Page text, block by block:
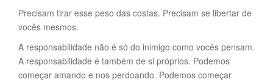
Precisam tirar esse peso das costas. Precisam se libertar de
vocês mesmos.
A responsabilidade não é só do inimigo como vocês pensam.
A responsabilidade é também de si próprios. Podemos
começar amando e nos perdoando. Podemos começar